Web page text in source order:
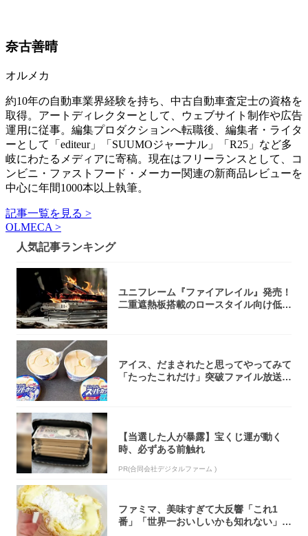
奈古善晴
オルメカ
約10年の自動車業界経験を持ち、中古自動車査定士の資格を
取得。アートディレクターとして、ウェブサイト制作や広告
運用に従事。編集プロダクションへ転職後、編集者・ライタ
ーとして「editeur」「SUUMOジャーナル」「R25」など多
岐にわたるメディアに寄稿。現在はフリーランスとして、コ
ンビニ・ファストフード・メーカー関連の新商品レビューを
中心に年間1000本以上執筆。
記事一覧を見る >
OLMECA >
人気記事ランキング
ユニフレーム『ファイアレイル』発売！
二重遮熱板搭載のロースタイル向け低型
アイス、だまされたと思ってやってみて
「たったこれだけ」突破ファイル放送で
【当選した人が暴露】宝くじ運が動く
時、必ずある前触れ
PR(合同会社デジタルファーム )
ファミマ、美味すぎて大反響「これ1
番」「世界一おいしいかも知れない」